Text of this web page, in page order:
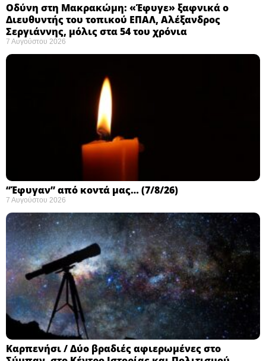
Οδύνη στη Μακρακώμη: «Έφυγε» ξαφνικά ο
Διευθυντής του τοπικού ΕΠΑΛ, Αλέξανδρος
Σεργιάννης, μόλις στα 54 του χρόνια
7 Αυγούστου 2026
“Έφυγαν” από κοντά μας… (7/8/26)
7 Αυγούστου 2026
Καρπενήσι / Δύο βραδιές αφιερωμένες στο